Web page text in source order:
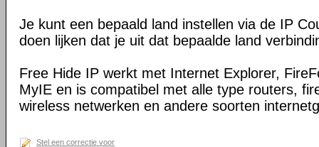
Je kunt een bepaald land instellen via de IP
doen lijken dat je uit dat bepaalde land
Free Hide IP werkt met Internet Explorer,
MyIE en is compatibel met alle type routers,
wireless netwerken en andere soorten
Stel een correctie voor